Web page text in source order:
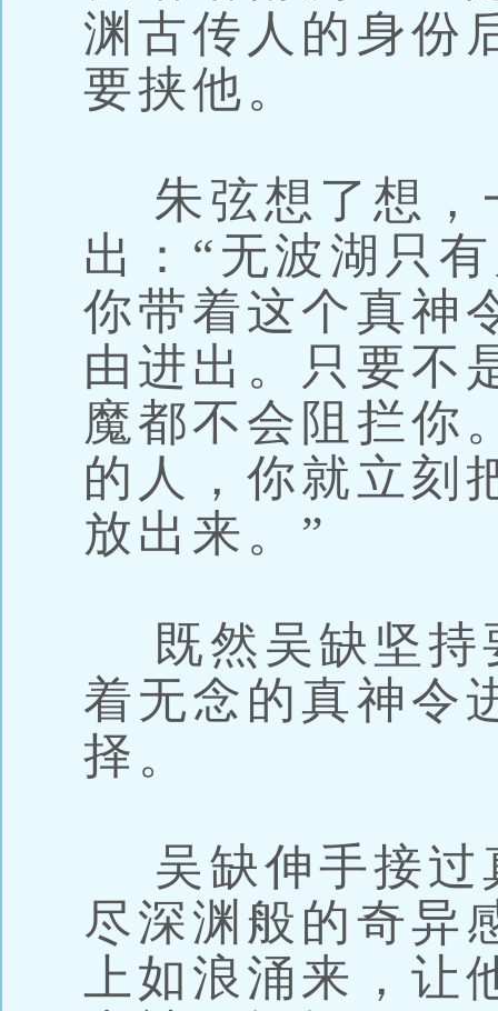
渊古传人的身份
要挟他。
朱弦想了想，
出：“无波湖只
你带着这个真神
由进出。只要不
魔都不会阻拦你
的人，你就立刻
放出来。”
既然吴缺坚持
着无念的真神令
择。
吴缺伸手接过
尽深渊般的奇异
上如浪涌来，